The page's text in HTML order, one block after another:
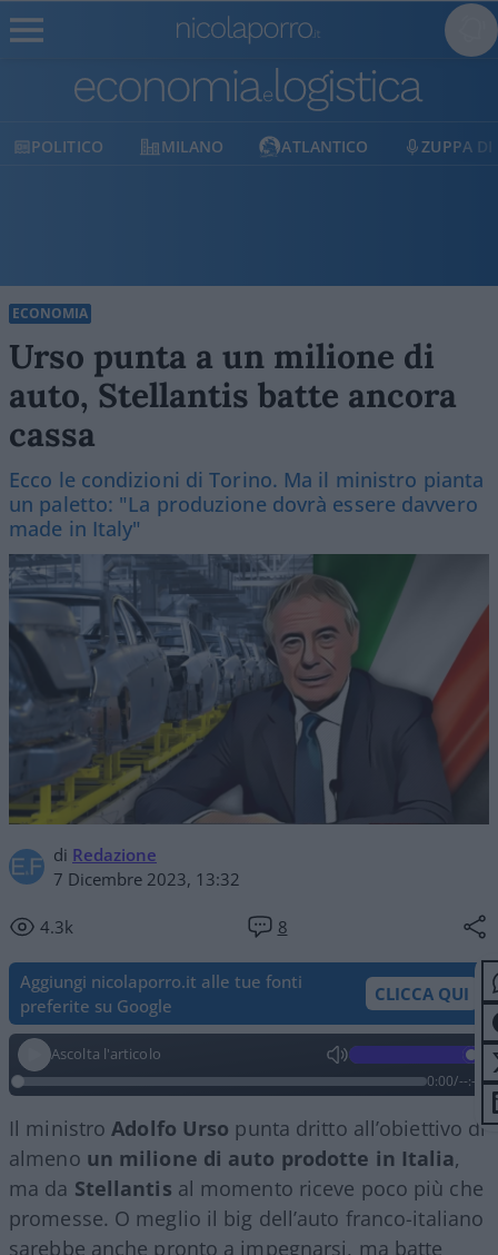
MILANO ATLANTICO ZUPPA DI PORRO
ECONOMIA
Urso punta a un milione di
auto, Stellantis batte ancora
cassa
Ecco le condizioni di Torino. Ma il ministro pianta
un paletto: "La produzione dovrà essere davvero
made in Italy"
di Redazione
7 Dicembre 2023, 13:32
4.3k 8
Aggiungi nicolaporro.it alle tue fonti
preferite su Google
CLICCA QUI
Ascolta l'articolo
0:00/--:--
Il ministroAdolfo Urso punta dritto all’obiettivo di
almeno un milione di auto prodotte in Italia,
ma da Stellantis al momento riceve poco più che
promesse. O meglio il big dell’auto franco-italiano
sarebbe anche pronto a impegnarsi, ma batte